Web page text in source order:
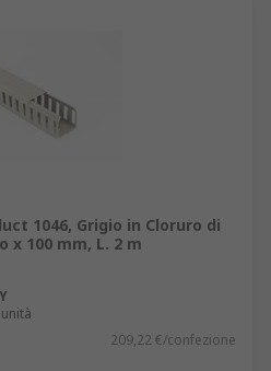
1046, Grigio in Cloruro di
x 100 mm, L. 2 m
209,22 €/confezione